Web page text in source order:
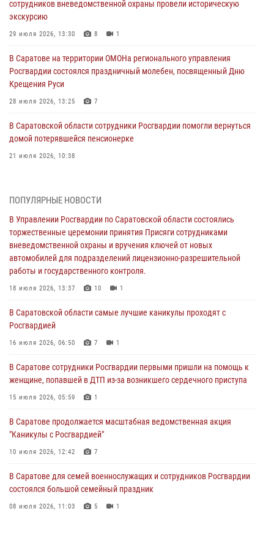
сотрудников вневедомственной охраны провели историческую
экскурсию
29 июля 2026, 13:30 8 1
В Саратове на территории ОМОНа регионального управления
Росгвардии состоялся праздничный молебен, посвященный Дню
Крещения Руси
28 июля 2026, 13:25 7
В Саратовской области сотрудники Росгвардии помогли вернуться
домой потерявшейся пенсионерке
21 июля 2026, 10:38
вневедомственной охраны и вручения ключей от новых
автомобилей для подразделений лицензионно-разрешительной
работы и государственного контроля.
18 июля 2026, 13:37 10 1
В Саратовской области самые лучшие каникулы проходят с
Росгвардией
В Саратове сотрудники Росгвардии первыми пришли на помощь к
женщине, попавшей в ДТП из-за возникшего сердечного приступа
В Саратове продолжается масштабная ведомственная акция
"Каникулы с Росгвардией"
В Саратовской области при содействии спецназа Росгвардии
задержан подозреваемый в незаконном обороте наркотиков
ПОПУЛЯРНЫЕ НОВОСТИ
В Управлении Росгвардии по Саратовской области состоялись
торжественные церемонии принятия Присяги сотрудниками
вневедомственной охраны и вручения ключей от новых
автомобилей для подразделений лицензионно-разрешительной
работы и государственного контроля.
18 июля 2026, 13:37 10 1
В Саратовской области самые лучшие каникулы проходят с
Росгвардией
16 июля 2026, 06:50 7 1
В Саратове сотрудники Росгвардии первыми пришли на помощь к
женщине, попавшей в ДТП из-за возникшего сердечного приступа
15 июля 2026, 05:59 1
В Саратове продолжается масштабная ведомственная акция
"Каникулы с Росгвардией"
10 июля 2026, 12:42 7
В Саратове для семей военнослужащих и сотрудников Росгвардии
состоялся большой семейный праздник
08 июля 2026, 11:03 5 1